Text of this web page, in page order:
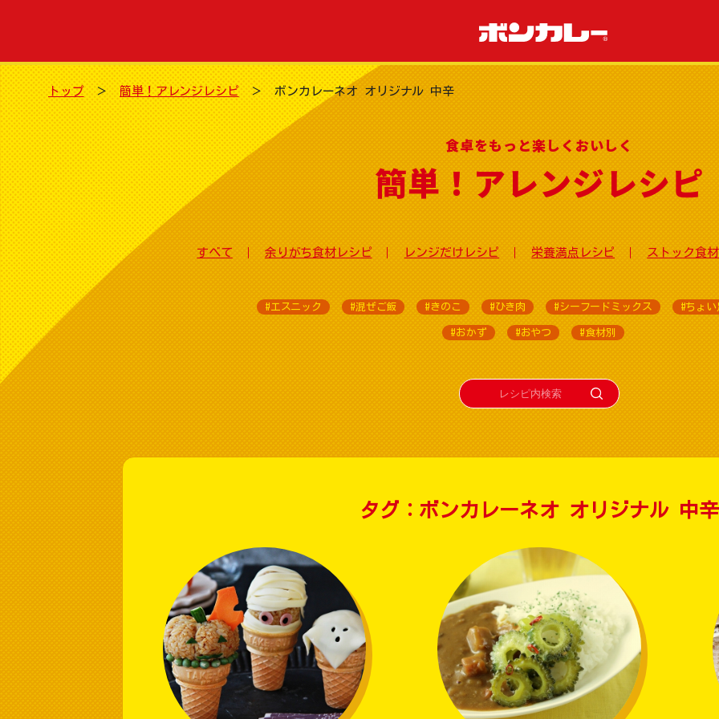
トップ 簡単！アレンジレシピ ボンカレーネオ オリジナル 中辛
食卓をもっと楽しくおいしく
簡単！アレンジレシピ
すべて 余りがち食材レシピ レンジだけレシピ 栄養満点レシピ ストック食
#エスニック #混ぜご飯 #きのこ #ひき肉 #シーフードミックス #ちょい
#おかず #おやつ #食材別
タグ：ボンカレーネオ オリジナル 中辛